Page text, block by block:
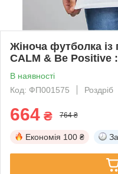
Жіноча футболка
CALM & Be Positive
В наявності
Код: ФП001575
Роздріб
664 ₴ 764 ₴
Економія 100 ₴